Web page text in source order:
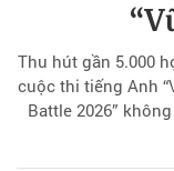
Thu hút gần 5.000
cuộc thi tiếng Anh
Battle 2026”
còn góp phần
sáng tạo và